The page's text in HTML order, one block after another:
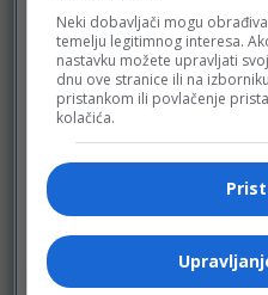
Neki dobavljači mogu
temelju legitimnog interesa.
nastavku možete upravljati
dnu ove stranice ili na
pristankom ili povlačenje
kolačića.